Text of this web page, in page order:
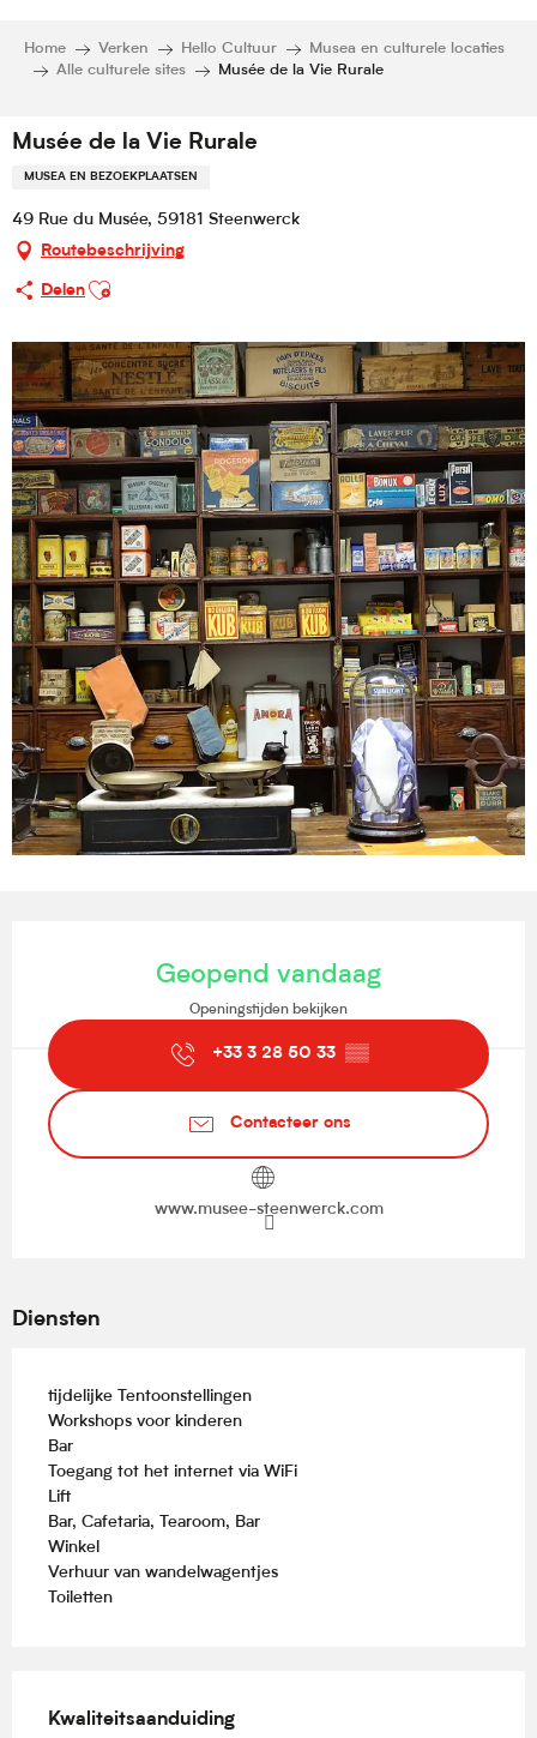
Home Verken Hello Cultuur
Musea en culturele locaties
Alle culturele sites
Musée de la Vie Rurale
Musée de la Vie Rurale
MUSEA EN BEZOEKPLAATSEN
49 Rue du Musée, 59181 Steenwerck
Routebeschrijving
Delen
Ajouter aux favoris
Geopend vandaag
Openingstijden bekijken
+33 3 28 50 33 ▒▒
Contacteer ons
www.musee-steenwerck.com
Diensten
tijdelijke Tentoonstellingen
Workshops voor kinderen
Bar
Toegang tot het internet via WiFi
Lift
Bar, Cafetaria, Tearoom, Bar
Winkel
Verhuur van wandelwagentjes
Toiletten
Kwaliteitsaanduiding
Kwaliteitsaanduiding